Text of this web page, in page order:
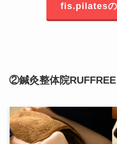
fis.pilatesの
②鍼灸整体院